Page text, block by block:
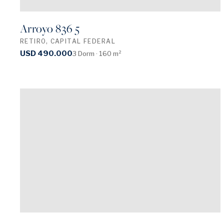
Arroyo 836 5
RETIRO, CAPITAL FEDERAL
USD 490.0003 Dorm · 160 m²